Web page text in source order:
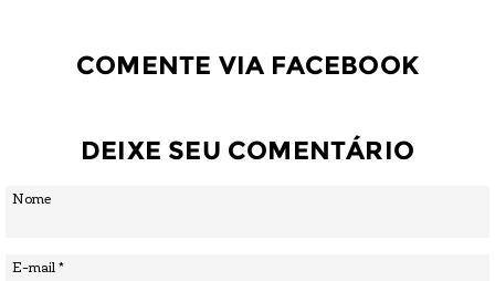
COMENTE VIA FACEBOOK
DEIXE SEU COMENTÁRIO